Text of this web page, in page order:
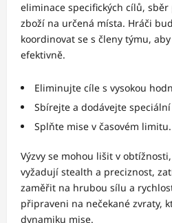
eliminace specifických cílů,
zboží na určená místa. Hráči
koordinovat se s členy týmu,
efektivně.
Eliminujte cíle s vysokou
Sbírejte a dodávejte
Splňte mise v časovém limitu.
Výzvy se mohou lišit v
vyžadují stealth a preciznost,
zaměřit na hrubou sílu a
připraveni na nečekané zvraty,
dynamiku mise.